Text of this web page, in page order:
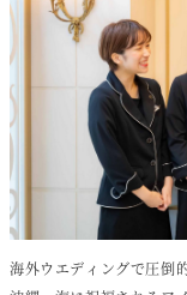
海外ウエディングで圧倒